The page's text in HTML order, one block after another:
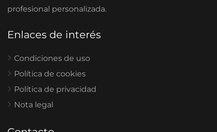
profesional personalizada.
Enlaces de interés
Condiciones de uso
Política de cookies
Política de privacidad
Nota legal